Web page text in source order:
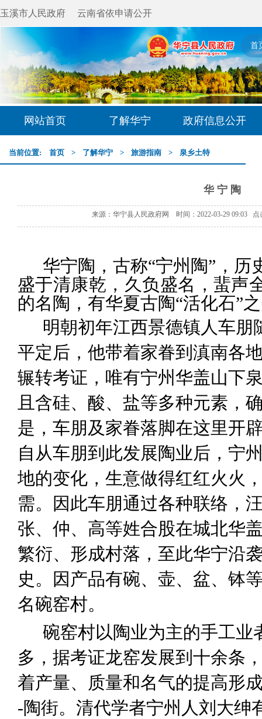
玉溪市人民政府 云南省依申请公开
首
网站首页 了解华宁 政府信息公开
当前位置: 首页 > 了解华宁 > 旅游指南 > 泉乡土特
华 宁 陶
来源：华宁县人民政府网 时间：2022-03-29 09:03 点
华宁陶，古称“宁州陶” ，
盛于清康乾，久负盛名，蜚声
的名陶，有华夏古陶“活化石”
明朝初年江西景德镇人车朋
平定后，他带着家眷到滇南各
辗转考证，唯有宁州华盖山下
且含硅、酸、盐等多种元素，
是，车朋及家眷落脚在这里开
自从车朋到此发展陶业后，宁
地的变化，生意做得红红火火
需。因此车朋通过各种联络，
张、仲、高等姓合股在城北华
繁衍、形成村落， 至此华宁沿
史。因产品有碗、壶、盆、钵
名碗窑村。
碗窑村以陶业为主的手工业
多，据考证龙窑发展到十余条
着产量、质量和名气的提高形
-陶街。清代学者宁州人刘大绅